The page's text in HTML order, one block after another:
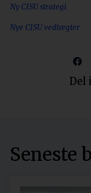
Ny CISU strategi
Nye CISU vedtægter
Del
Seneste